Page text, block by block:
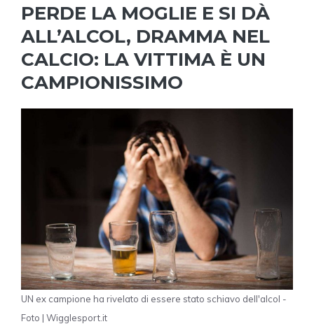
PERDE LA MOGLIE E SI DÀ
ALL’ALCOL, DRAMMA NEL
CALCIO: LA VITTIMA È UN
CAMPIONISSIMO
UN ex campione ha rivelato di essere stato schiavo dell'alcol -
Foto | Wigglesport.it